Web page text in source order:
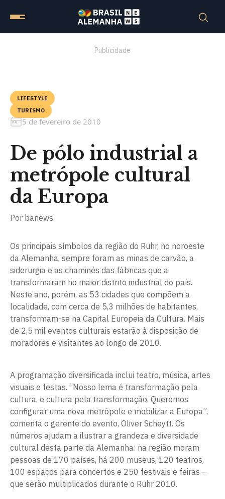
Publicidade
LIFESTYLE
TURISMO
5 de fevereiro de 2010
De pólo industrial a
metrópole cultural
da Europa
Por banews
Os principais símbolos da região do Ruhr, no noroeste
da Alemanha, sempre foram as minas de carvão, a
siderurgia e as chaminés das fábricas que a
transformaram no maior distrito industrial do país.
Neste ano, porém, as 53 cidades que compõem a
localidade, com cerca de 5,3 milhões de habitantes,
transformam-se na Capital Europeia da Cultura. Mais
de 2,5 mil eventos culturais estarão à disposição de
moradores e visitantes ao longo de 2010.
A programação diversificada inclui teatro, música, artes
visuais e festas. “Nosso lema é transformação pela
cultura, e cultura pela transformação. Queremos
configurar uma nova metrópole e mobilizar a Europa”,
comenta o gerente do evento, Oliver Scheytt. Os
números ajudam a ilustrar a grandeza e diversidade
cultural desta parte da Alemanha: na região moram
pessoas de 170 países, há 200 museus, 120 teatros,
100 espaços para concertos e 250 festivais e feiras –
que serão multiplicados durante o Ruhr 2010.